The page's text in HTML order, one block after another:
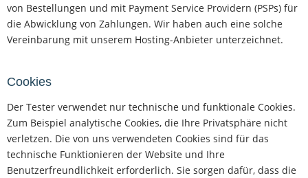
von Bestellungen und mit Payment Service Providern (PSPs) für
die Abwicklung von Zahlungen. Wir haben auch eine solche
Vereinbarung mit unserem Hosting-Anbieter unterzeichnet.
Cookies
Der Tester verwendet nur technische und funktionale Cookies.
Zum Beispiel analytische Cookies, die Ihre Privatsphäre nicht
verletzen. Die von uns verwendeten Cookies sind für das
technische Funktionieren der Website und Ihre
Benutzerfreundlichkeit erforderlich. Sie sorgen dafür, dass die